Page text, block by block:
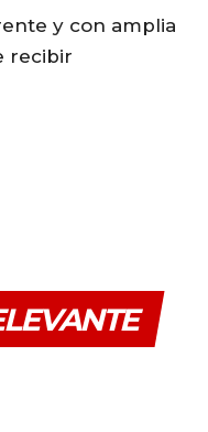
y con amplia
recibir